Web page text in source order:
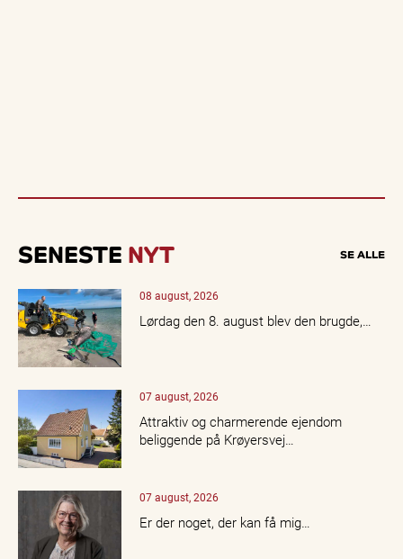
SENESTE NYT SE ALLE
08 august, 2026
Lørdag den 8. august blev den brugde,…
07 august, 2026
Attraktiv og charmerende ejendom
beliggende på Krøyersvej…
07 august, 2026
Er der noget, der kan få mig…